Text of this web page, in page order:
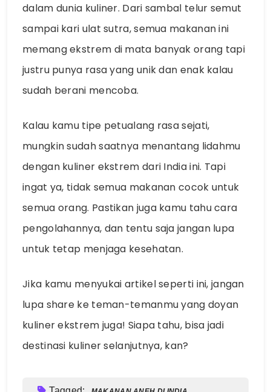
dalam dunia kuliner. Dari sambal telur semut
sampai kari ulat sutra, semua makanan ini
memang ekstrem di mata banyak orang tapi
justru punya rasa yang unik dan enak kalau
sudah berani mencoba.
Kalau kamu tipe petualang rasa sejati,
mungkin sudah saatnya menantang lidahmu
dengan kuliner ekstrem dari India ini. Tapi
ingat ya, tidak semua makanan cocok untuk
semua orang. Pastikan juga kamu tahu cara
pengolahannya, dan tentu saja jangan lupa
untuk tetap menjaga kesehatan.
Jika kamu menyukai artikel seperti ini, jangan
lupa share ke teman-temanmu yang doyan
kuliner ekstrem juga! Siapa tahu, bisa jadi
destinasi kuliner selanjutnya, kan?